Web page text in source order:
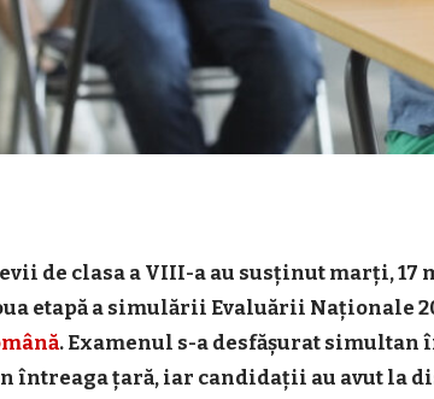
de clasa a VIII-a au susținut marți, 17
etapă a simulării Evaluării Naționale
. Examenul s-a desfășurat simultan
întreaga țară, iar candidații au avut la